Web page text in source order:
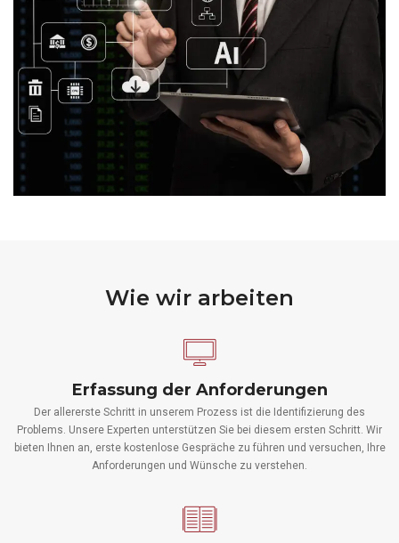
Wie wir arbeiten
Erfassung der Anforderungen
Der allererste Schritt in unserem Prozess ist die Identifizierung des
Problems. Unsere Experten unterstützen Sie bei diesem ersten Schritt. Wir
bieten Ihnen an, erste kostenlose Gespräche zu führen und versuchen, Ihre
Anforderungen und Wünsche zu verstehen.